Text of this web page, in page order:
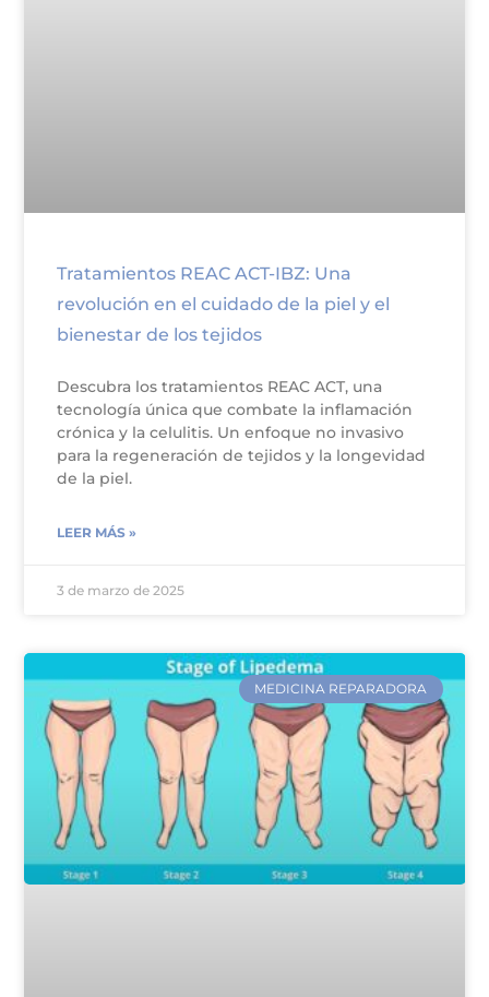
Tratamientos REAC ACT-IBZ: Una
revolución en el cuidado de la piel y el
bienestar de los tejidos
Descubra los tratamientos REAC ACT, una
tecnología única que combate la inflamación
crónica y la celulitis. Un enfoque no invasivo
para la regeneración de tejidos y la longevidad
de la piel.
LEER MÁS »
3 de marzo de 2025
MEDICINA REPARADORA